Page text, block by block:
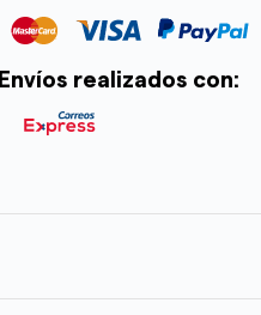
Envíos realizados con: